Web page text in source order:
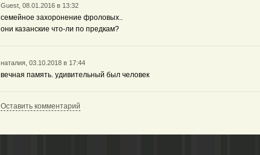
Guest, 08.01.2016 в 13:32
семейное захоронение фроловых..
они казанские что-ли по предкам?
наталия, 03.10.2018 в 17:44
вечная память. удивительный был человек
Оставить комментарий